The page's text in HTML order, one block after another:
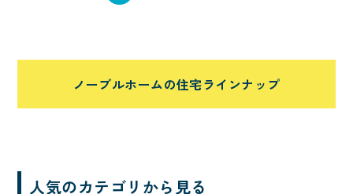
ノーブルホームの住宅ラインナップ
人気のカテゴリから見る